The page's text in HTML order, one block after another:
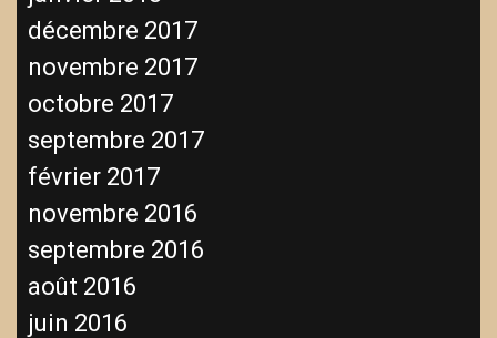
décembre 2017
novembre 2017
octobre 2017
septembre 2017
février 2017
novembre 2016
septembre 2016
août 2016
juin 2016